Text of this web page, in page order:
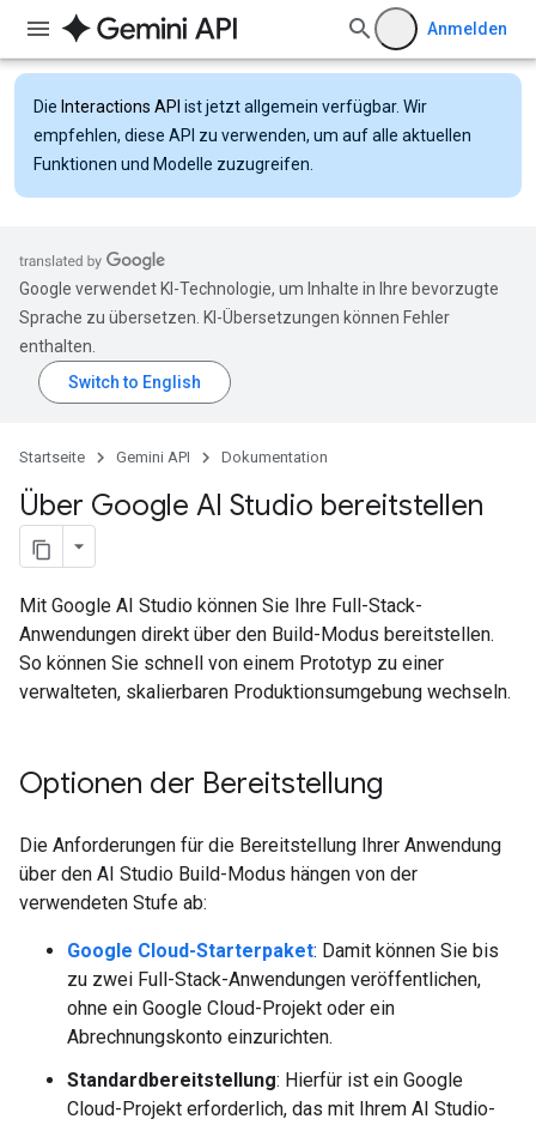
Anmelden
Die Interactions API ist jetzt allgemein verfügbar. Wir
empfehlen, diese API zu verwenden, um auf alle aktuellen
Funktionen und Modelle zuzugreifen.
Google verwendet KI-Technologie, um Inhalte in Ihre bevorzugte
Sprache zu übersetzen. KI-Übersetzungen können Fehler
enthalten.
Startseite Gemini API Dokumentation
Über Google AI Studio bereitstellen
Mit Google AI Studio können Sie Ihre Full-Stack-
Anwendungen direkt über den Build-Modus bereitstellen.
So können Sie schnell von einem Prototyp zu einer
verwalteten, skalierbaren Produktionsumgebung wechseln.
Optionen der Bereitstellung
Die Anforderungen für die Bereitstellung Ihrer Anwendung
über den AI Studio Build-Modus hängen von der
verwendeten Stufe ab:
Google Cloud-Starterpaket: Damit können Sie bis
zu zwei Full-Stack-Anwendungen veröffentlichen,
ohne ein Google Cloud-Projekt oder ein
Abrechnungskonto einzurichten.
Standardbereitstellung: Hierfür ist ein Google
Cloud-Projekt erforderlich, das mit Ihrem AI Studio-